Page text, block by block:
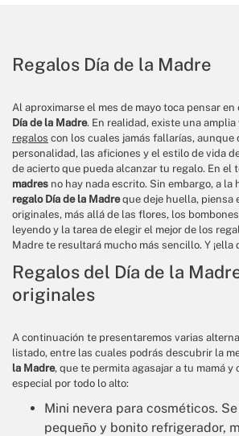
Regalos Día de la Madre
Al aproximarse el mes de mayo toca pensar en
Día de la Madre. En realidad, existe una amplia
regalos con los cuales jamás fallarías, aunque
personalidad, las aficiones y el estilo de vida
de acierto que pueda alcanzar tu regalo. En el
madres no hay nada escrito. Sin embargo, a la
regalo Día de la Madreque deje huella, piensa
originales, más allá de las flores, los
leyendo y la tarea de elegir el mejor de los
Madre te resultará mucho más sencillo. Y ¡ella
Regalos del Día de la
originales
A continuación te presentaremos varias
listado, entre las cuales podrás descubrir la
la Madre, que te permita agasajar a tu mamá y
especial por todo lo alto:
Mini nevera para cosméticos.
pequeño y bonito refrigerador,